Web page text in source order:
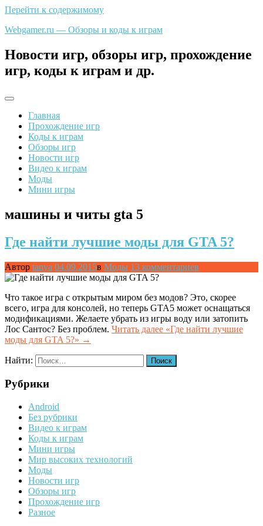
Перейти к содержимому
Webgamer.ru — Обзоры и коды к играм
Новости игр, обзоры игр, прохождение
игр, коды к играм и др.
Главная
Прохождение игр
Коды к играм
Обзоры игр
Новости игр
Видео к играм
Моды
Мини игры
машины и читы gta 5
Где найти лучшие моды для GTA 5?
Автор tanya 04.09.2015в Моды 13 комментариев
Что такое игра с открытым миром без модов? Это, скорее
всего, игра для консолей, но теперь GTA5 может оснащаться
модификациями. Желаете убрать из игры воду или затопить
Лос Сантос? Без проблем. Читать далее «Где найти лучшие
моды для GTA 5?» →
Найти:
Рубрики
Android
Без рубрики
Видео к играм
Коды к играм
Мини игры
Мир высоких технологий
Моды
Новости игр
Обзоры игр
Прохождение игр
Разное